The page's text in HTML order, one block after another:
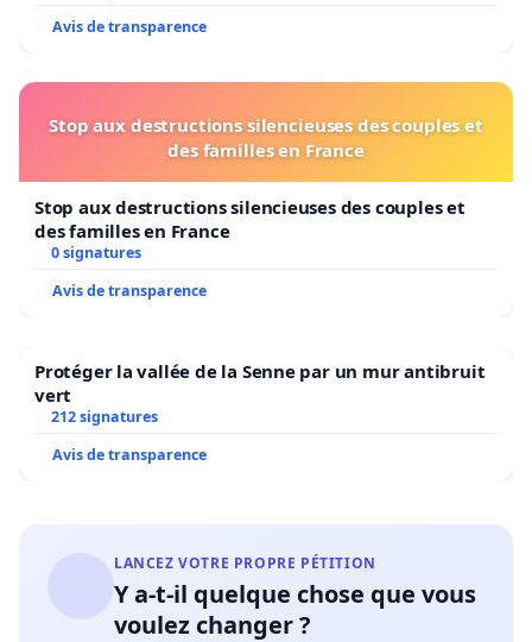
Avis de transparence
Stop aux destructions silencieuses des couples et
des familles en France
Stop aux destructions silencieuses des couples et
des familles en France
0 signatures
Avis de transparence
Protéger la vallée de la Senne par un mur antibruit
vert
212 signatures
Avis de transparence
LANCEZ VOTRE PROPRE PÉTITION
Y a-t-il quelque chose que vous
voulez changer ?